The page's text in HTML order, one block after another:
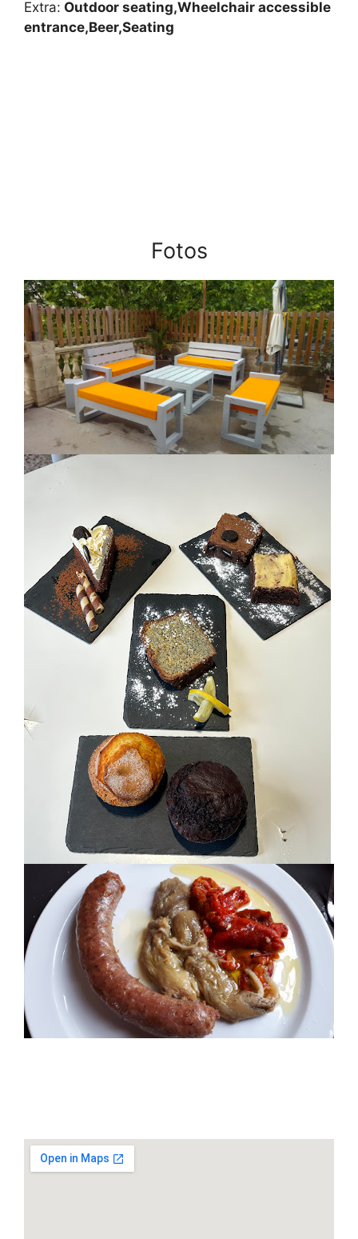
Extra: Outdoor seating,Wheelchair accessible
entrance,Beer,Seating
Fotos